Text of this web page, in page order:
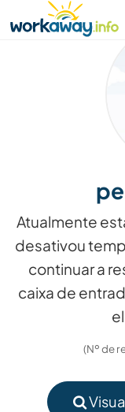
CONTENT
MAIN NAVIGATION
Atualmente
desativou
continuar a
caixa de
(Nº de